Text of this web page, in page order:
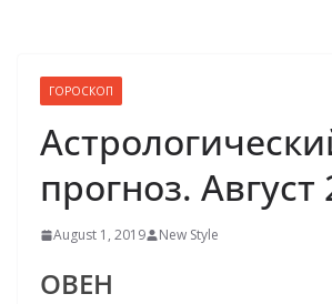
ГОРОСКОП
прогноз. Август
August 1, 2019 New Style
ОВЕН